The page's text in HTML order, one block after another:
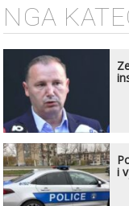
NGA
i